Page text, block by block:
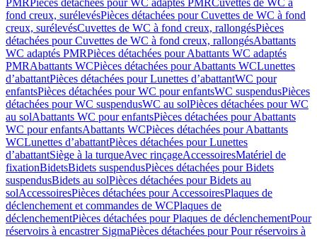
PMRPièces détachées pour WC adaptés PMRCuvettes de WC à
fond creux, surélevésPièces détachées pour Cuvettes de WC à fond
creux, surélevésCuvettes de WC à fond creux, rallongésPièces
détachées pour Cuvettes de WC à fond creux, rallongésAbattants
WC adaptés PMRPièces détachées pour Abattants WC adaptés
PMRAbattants WCPièces détachées pour Abattants WCLunettes
d’abattantPièces détachées pour Lunettes d’abattantWC pour
enfantsPièces détachées pour WC pour enfantsWC suspendusPièces
détachées pour WC suspendusWC au solPièces détachées pour WC
au solAbattants WC pour enfantsPièces détachées pour Abattants
WC pour enfantsAbattants WCPièces détachées pour Abattants
WCLunettes d’abattantPièces détachées pour Lunettes
d’abattantSiège à la turqueAvec rinçageAccessoiresMatériel de
fixationBidetsBidets suspendusPièces détachées pour Bidets
suspendusBidets au solPièces détachées pour Bidets au
solAccessoiresPièces détachées pour AccessoiresPlaques de
déclenchement et commandes de WCPlaques de
déclenchementPièces détachées pour Plaques de déclenchementPour
réservoirs à encastrer SigmaPièces détachées pour Pour réservoirs à